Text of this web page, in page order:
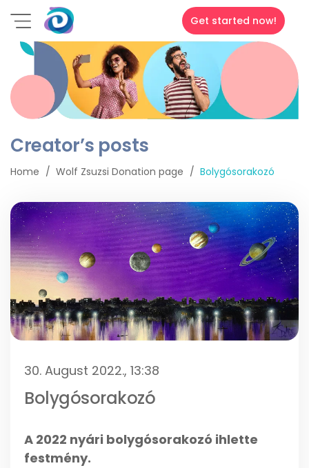
Get started now!
Creator’s posts
Home Wolf Zsuzsi Donation page Bolygósorakozó
30. August 2022., 13:38
Bolygósorakozó
A 2022 nyári bolygósorakozó ihlette
festmény.